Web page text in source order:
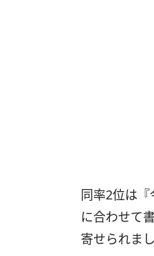
同率2位は
に合わせて
寄せられまし